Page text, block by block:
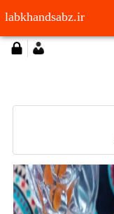
labkhandsabz.ir